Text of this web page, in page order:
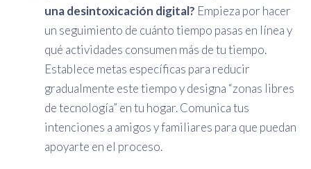
una desintoxicación digital? Empieza por hacer
un seguimiento de cuánto tiempo pasas en línea y
qué actividades consumen más de tu tiempo.
Establece metas específicas para reducir
gradualmente este tiempo y designa “zonas libres
de tecnología” en tu hogar. Comunica tus
intenciones a amigos y familiares para que puedan
apoyarte en el proceso.